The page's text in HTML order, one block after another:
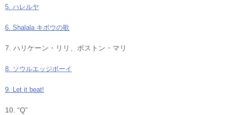
5. ハレルヤ
6. Shalala キボウの歌
7. ハリケーン・リリ、ボストン・マリ
8. ソウルエッジボーイ
9. Let it beat!
10. “Q”